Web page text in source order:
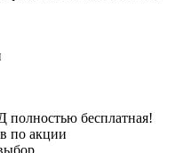
бесплатная!
по акции